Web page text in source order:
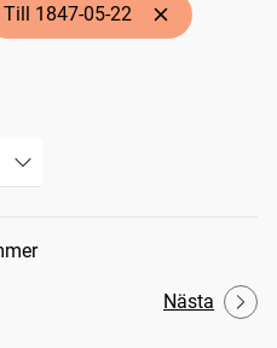
Till 1847-05-22
Nästa